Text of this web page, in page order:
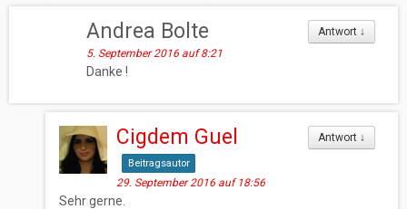
Antwort ↓
Andrea Bolte
5. September 2016 auf 8:21
Danke !
Antwort ↓
Cigdem Guel
Beitragsautor
29. September 2016 auf 18:56
Sehr gerne.